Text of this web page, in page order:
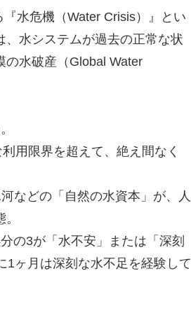
水危機（Water Crisis）』とい
、水システムが過去の正常な状
の水破産（Global Water
用限界を超えて、絶え間なく
などの「自然の水資本」が、人
の3が「水不安」または「深刻
1ヶ月は深刻な水不足を経験して